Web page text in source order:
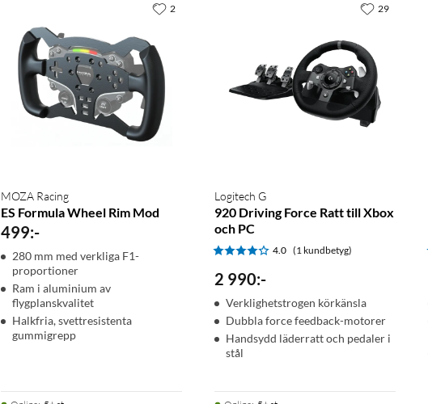
MOZA Racing
ES Formula Wheel Rim Mod
499:-
280 mm med verkliga F1-
proportioner
Ram i aluminium av
flygplanskvalitet
Halkfria, svettresistenta
gummigrepp
2
Logitech G
920 Driving Force Ratt till Xbox
och PC
4.0 (1 kundbetyg)
2 990:-
Verklighetstrogen körkänsla
Dubbla force feedback-motorer
Handsydd läderratt och pedaler i
stål
29